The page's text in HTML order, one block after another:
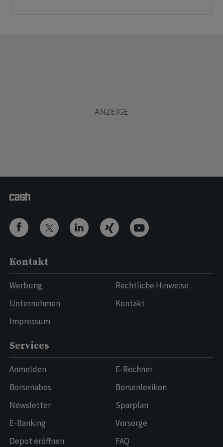
Kontakt
Werbung
Unternehmen
Impressum
Rechtliche Hinweise
Kontakt
Services
Anmelden
Börsenabos
Newsletter
E-Banking
Depot eröffnen
E-Rechner
Börsenlexikon
Sparplan
Vorsorge
FAQ